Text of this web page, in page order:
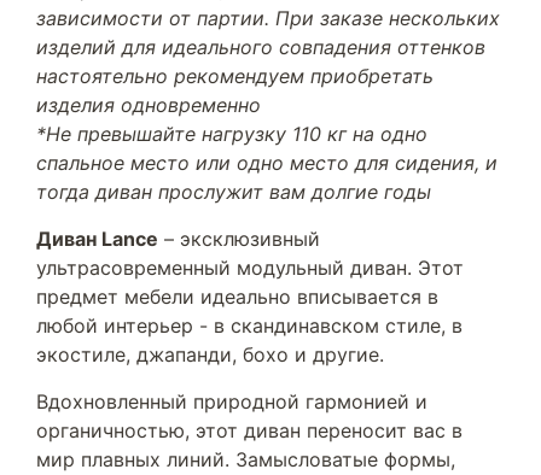
зависимости от партии. При заказе нескольких
изделий для идеального совпадения оттенков
настоятельно рекомендуем приобретать
изделия одновременно
*Не превышайте нагрузку 110 кг на одно
спальное место или одно место для сидения, и
тогда диван прослужит вам долгие годы
Диван Lance – эксклюзивный
ультрасовременный модульный диван. Этот
предмет мебели идеально вписывается в
любой интерьер - в скандинавском стиле, в
экостиле, джапанди, бохо и другие.
Вдохновленный природной гармонией и
органичностью, этот диван переносит вас в
мир плавных линий. Замысловатые формы,